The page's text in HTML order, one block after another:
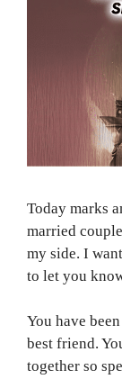
Today marks
married
my side. I
to let you
You have
best friend.
together so